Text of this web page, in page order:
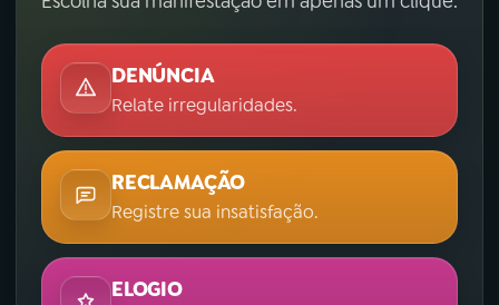
DENÚNCIA
Relate irregularidades.
RECLAMAÇÃO
Registre sua insatisfação.
ELOGIO